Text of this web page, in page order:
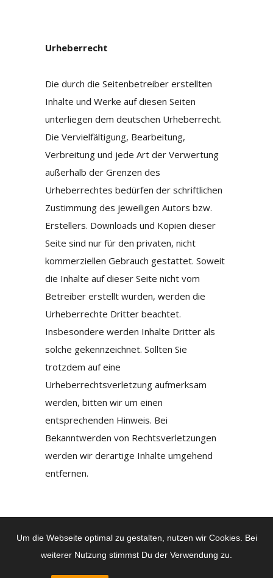
Um die Webseite optimal zu gestalten, nutzen wir Cookies. Bei
weiterer Nutzung stimmst Du der Verwendung zu.
Urheberrecht
Die durch die Seitenbetreiber erstellten
Inhalte und Werke auf diesen Seiten
unterliegen dem deutschen Urheberrecht.
Die Vervielfältigung, Bearbeitung,
Verbreitung und jede Art der Verwertung
außerhalb der Grenzen des
Urheberrechtes bedürfen der schriftlichen
Zustimmung des jeweiligen Autors bzw.
Erstellers. Downloads und Kopien dieser
Seite sind nur für den privaten, nicht
kommerziellen Gebrauch gestattet. Soweit
die Inhalte auf dieser Seite nicht vom
Betreiber erstellt wurden, werden die
Urheberrechte Dritter beachtet.
Insbesondere werden Inhalte Dritter als
solche gekennzeichnet. Sollten Sie
trotzdem auf eine
Urheberrechtsverletzung aufmerksam
werden, bitten wir um einen
entsprechenden Hinweis. Bei
Bekanntwerden von Rechtsverletzungen
werden wir derartige Inhalte umgehend
entfernen.